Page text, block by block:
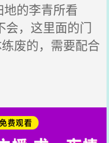
的李青所看
会，这里面的门
废的，需要配合